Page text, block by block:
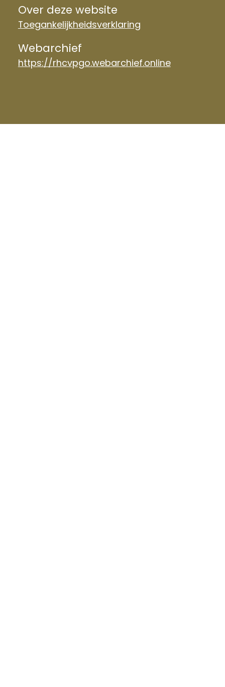
Over deze website
Toegankelijkheidsverklaring
Webarchief
https://rhcvpgo.webarchief.online